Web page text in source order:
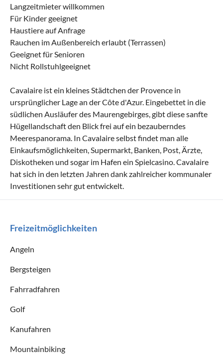
Langzeitmieter willkommen
Für Kinder geeignet
Haustiere auf Anfrage
Rauchen im Außenbereich erlaubt (Terrassen)
Geeignet für Senioren
Nicht Rollstuhlgeeignet
Cavalaire ist ein kleines Städtchen der Provence in
ursprünglicher Lage an der Côte d'Azur. Eingebettet in die
südlichen Ausläufer des Maurengebirges, gibt diese sanfte
Hügellandschaft den Blick frei auf ein bezauberndes
Meerespanorama. In Cavalaire selbst findet man alle
Einkaufsmöglichkeiten, Supermarkt, Banken, Post, Ärzte,
Diskotheken und sogar im Hafen ein Spielcasino. Cavalaire
hat sich in den letzten Jahren dank zahlreicher kommunaler
Investitionen sehr gut entwickelt.
Freizeitmöglichkeiten
Angeln
Bergsteigen
Fahrradfahren
Golf
Kanufahren
Mountainbiking